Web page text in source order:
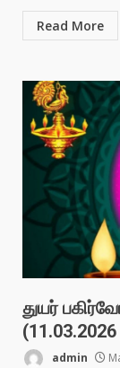
Read More
துயர்
(11.03.2026
admin